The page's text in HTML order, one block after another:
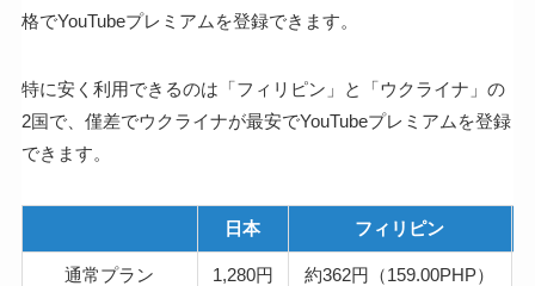
格でYouTubeプレミアムを登録できます。
特に安く利用できるのは「フィリピン」と「ウクライナ」の
2国で、僅差でウクライナが最安でYouTubeプレミアムを登録
できます。
日本 フィリピン
通常プラン 1,280円 約362円（159.00PHP）